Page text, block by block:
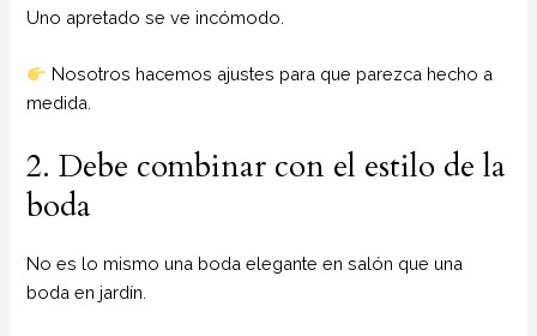
Uno apretado se ve incómodo.
Nosotros hacemos ajustes para que parezca hecho a
medida.
2. Debe combinar con el estilo de la
boda
No es lo mismo una boda elegante en salón que una
boda en jardín.